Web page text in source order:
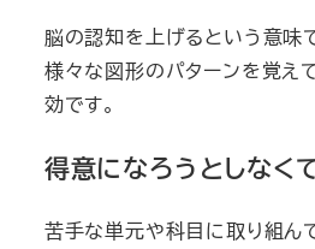
脳の認知を上げるという意味
様々な図形のパターンを覚え
効です。
得意になろうとしなく
苦手な単元や科目に取り組ん